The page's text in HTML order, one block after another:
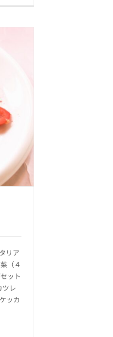
リア
（４
ット
ツレ
ッカ